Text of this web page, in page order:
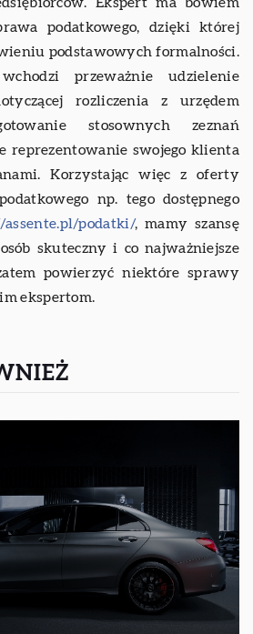
Ekspert ma bowiem
podatkowego, dzięki której
podstawowych formalności.
przeważnie udzielenie
rozliczenia z urzędem
stosownych zeznań
reprezentowanie swojego klienta
Korzystając więc z oferty
np. tego dostępnego
podatki/, mamy szansę
skuteczny i co najważniejsze
powierzyć niektóre sprawy
ekspertom.